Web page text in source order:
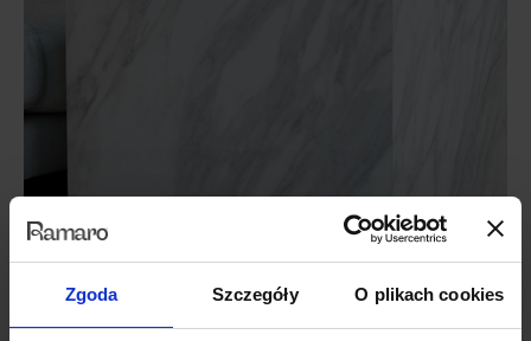
Zgoda Szczegóły O plikach cookies